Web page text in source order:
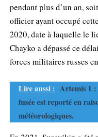
pendant plus d’un an,
officier ayant occupé
2020, date à laquelle le
Chayko a dépassé ce
forces militaires russes
Lire aussi : Artemis 1 :
fusée est reporté en
météorologiques.